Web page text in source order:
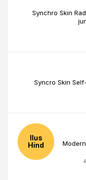
Synchro Skin
Syncro Skin
Ilus
Hind